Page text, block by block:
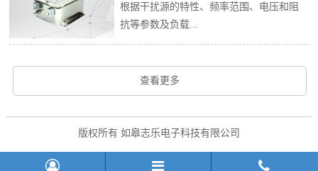
根据干扰源的特性、频率范围、电压和阻
抗等参数及负载...
查看更多
版权所有 如皋志乐电子科技有限公司